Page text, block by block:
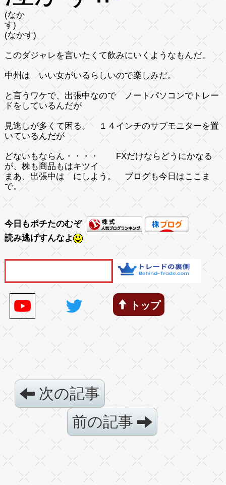
(なか
(なかす)
このダジャレを言いたくて飲みにいくようなもんだ。
中州は いい女がいるらしいので楽しみだ。
と言うワケで、出張中なので ノートパソコンでトレー
ドをしているんだが
見逃しが多くて困る。 １４インチのサブモニターを置
いているんだが
どないもならん・・・・ FXだけならどうにかなる
が、株も商品もはキツイ
まあ、出張中は にしよう。 ブログも今日はここま
で。
今日もポチたのむぞ
読み逃げすんなよ
トップ
次の記事
前の記事